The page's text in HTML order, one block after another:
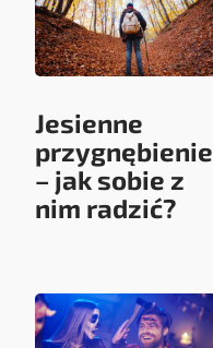
Jesienne
przygnębienie
– jak sobie z
nim radzić?